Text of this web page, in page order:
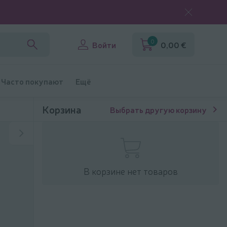
Войти 0 0,00 €
Часто покупают Ещё
Корзина Выбрать другую корзину
В корзине нет товаров